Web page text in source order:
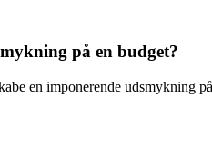
på en budget?
en imponerende udsmykning